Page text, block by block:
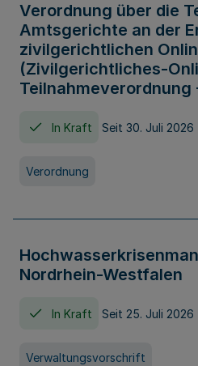
Verordnung über die
Amtsgerichte an der
zivilgerichtlichen
(Zivilgerichtliches-
Teilnahmeverordnung
In Kraft Seit 30. Juli 2026
Verordnung
Nordrhein-Westfalen
In Kraft Seit 25. Juli 2026
Verwaltungsvorschrift